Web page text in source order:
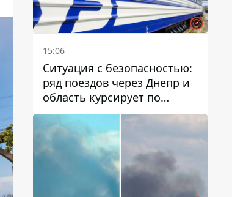
15:06
Ситуация с безопасностью:
ряд поездов через Днепр и
область курсирует по
измененному маршруту, а
часть пути заменили
автобусами и электричками